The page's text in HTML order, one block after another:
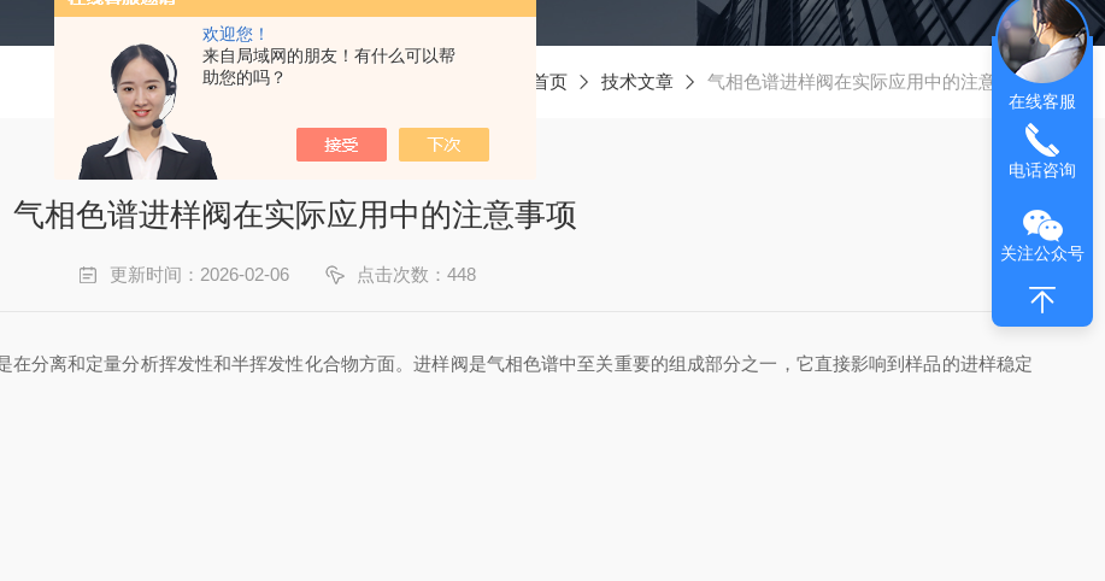
欢迎您！
来自局域网的朋友！有什么可以帮
助您的吗？
首页 技术文章 气相色谱进样阀在实际应用中的注意事项
气相色谱进样阀在实际应用中的注意事项
更新时间：2026-02-06 点击次数：448
离和定量分析挥发性和半挥发性化合物方面。进样阀是气相色谱中至关重要的组成部分之一，它直接影响到样品的进样稳定
在线客服
电话咨询
关注公众号